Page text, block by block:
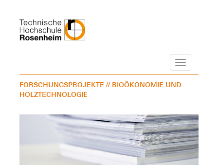
Navigation
FORSCHUNGSPROJEKTE // BIOÖKONOMIE UND
HOLZTECHNOLOGIE